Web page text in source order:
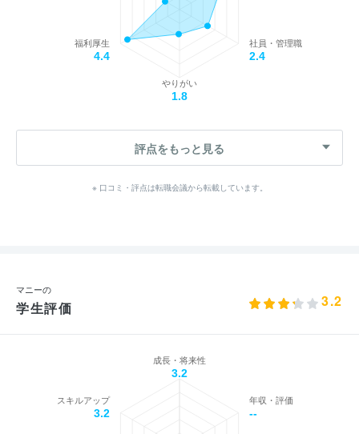
社員・管理職
2.4
やりがい
1.8
福利厚生
4.4
評点をもっと見る
※ 口コミ・評点は転職会議から転載しています。
マニーの
学生評価 3.2
成長・将来性
3.2
年収・評価
--
スキルアップ
3.2